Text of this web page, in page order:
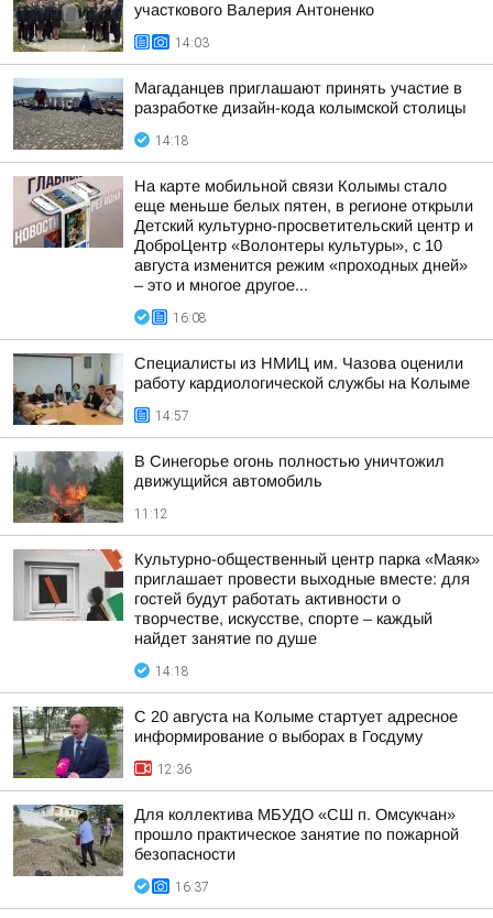
участкового Валерия Антоненко
14:03
Магаданцев приглашают принять участие в
разработке дизайн-кода колымской столицы
14:18
На карте мобильной связи Колымы стало
еще меньше белых пятен, в регионе открыли
Детский культурно-просветительский центр и
ДоброЦентр «Волонтеры культуры», с 10
августа изменится режим «проходных дней»
– это и многое другое...
16:08
Специалисты из НМИЦ им. Чазова оценили
работу кардиологической службы на Колыме
14:57
В Синегорье огонь полностью уничтожил
движущийся автомобиль
11:12
Культурно-общественный центр парка «Маяк»
приглашает провести выходные вместе: для
гостей будут работать активности о
творчестве, искусстве, спорте – каждый
найдет занятие по душе
14:18
С 20 августа на Колыме стартует адресное
информирование о выборах в Госдуму
12:36
Для коллектива МБУДО «СШ п. Омсукчан»
прошло практическое занятие по пожарной
безопасности
16:37